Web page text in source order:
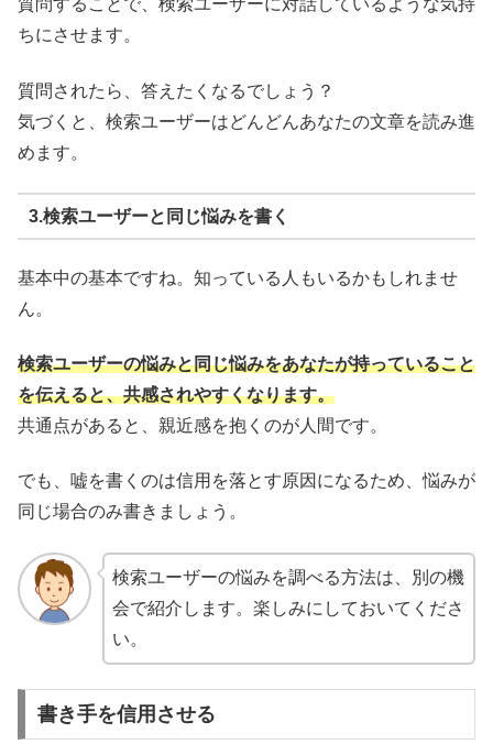
質問することで、検索ユーザーに対話しているような気持
ちにさせます。
質問されたら、答えたくなるでしょう？
気づくと、検索ユーザーはどんどんあなたの文章を読み進
めます。
3.検索ユーザーと同じ悩みを書く
基本中の基本ですね。知っている人もいるかもしれませ
ん。
検索ユーザーの悩みと同じ悩みをあなたが持っていること
を伝えると、共感されやすくなります。
共通点があると、親近感を抱くのが人間です。
でも、嘘を書くのは信用を落とす原因になるため、悩みが
同じ場合のみ書きましょう。
検索ユーザーの悩みを調べる方法は、別の機
会で紹介します。楽しみにしておいてくださ
い。
書き手を信用させる